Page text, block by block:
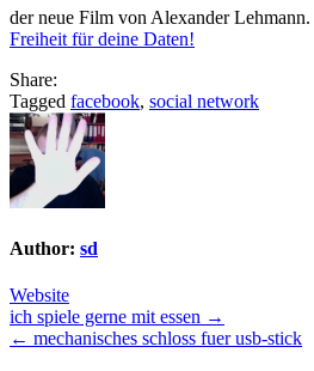
der neue Film von Alexander Lehmann.
Freiheit für deine Daten!
Share:
Tagged facebook, social network
Author: sd
Website
Post
navigation
ich spiele gerne mit essen →
← mechanisches schloss fuer usb-stick